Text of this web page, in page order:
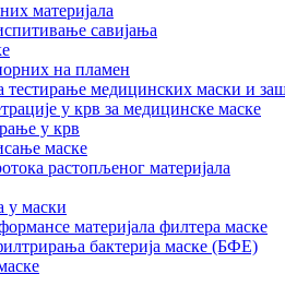
материјала
савијања
на пламен
тестирање медицинских маски и
у крв за медицинске маске
у крв
маске
растопљеног материјала
у маски
материјала филтера маске
бактерија маске (БФЕ)